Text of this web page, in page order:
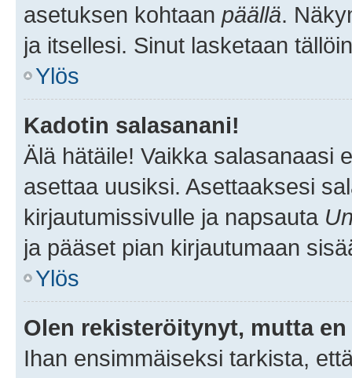
asetuksen kohtaan päällä.
ja itsellesi. Sinut lasketaan
Ylös
Kadotin salasanani!
Älä hätäile! Vaikka salasanaasi
asettaa uusiksi. Asettaaksesi
kirjautumissivulle ja napsauta
ja pääset pian kirjautumaan
Ylös
Olen rekisteröitynyt, mutta
Ihan ensimmäiseksi tarkista,